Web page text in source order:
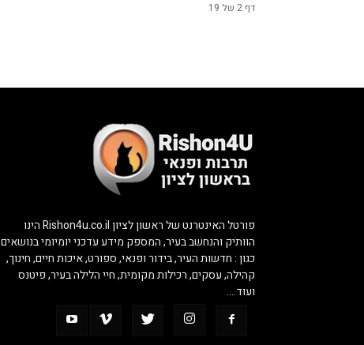
דף 2 של 19
פורטל האינטרנט של ראשון לציון Rishon4u.co.il הינו
הוותיק והנחשב בעיר, המספק מידע עדכני יומיומי בנושאים
כגון : חדשות העיר, בידור ופנאי, ספורט, איכות חיים, חינוך,
קהילה, עסקים, רכילות מקומית, חיי הלילה בעיר, פיטנס
ועוד….